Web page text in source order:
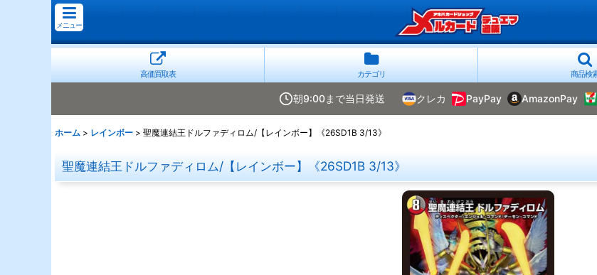
メニュー
高価買取表 カテゴリ 商品検
朝9:00まで当日発送 クレカ PayPay AmazonPay
ホーム > レインボー > 聖魔連結王ドルファディロム/【レインボー】《26SD1B 3/13》
聖魔連結王ドルファディロム/【レインボー】《26SD1B 3/13》